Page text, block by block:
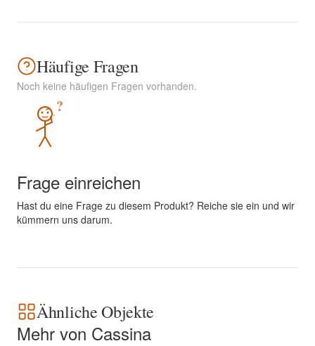
Häufige Fragen
Noch keine häufigen Fragen vorhanden.
?
Frage einreichen
Hast du eine Frage zu diesem Produkt? Reiche sie ein und wir
kümmern uns darum.
Ähnliche Objekte
Mehr von Cassina